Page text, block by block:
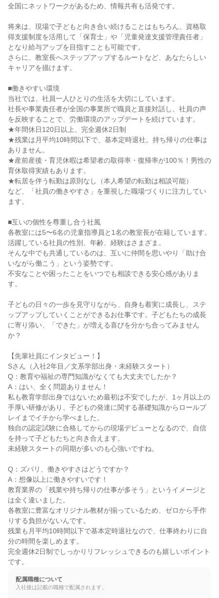
全国にネットワークがあるため、情報共有も活発です。
将来は、現場で子どもと向き合い続けることはもちろん、資格取
得支援制度を活用して「保育士」や「児童発達支援管理責任者」
となり給与アップを目指すことも可能です。
さらに、教室長へステップアップするルートなど、あなたらしい
キャリアを描けます。
■働きやすい環境
当社では、社員一人ひとりの生活を大切にしています。
社長や事業責任者が全国の事業所で職員と直接対話し、社員の声
を反映することで、労働環境のアップデートを続けています。
★年間休日120日以上、完全週休2日制
★残業は月平均10時間以下で、基本定時退社。持ち帰りの仕事は
ありません。
★産前産後・育児休暇は希望者の取得率・復帰率が100％！男性の
育休取得実績もあります。
★転居を伴う転勤は原則なし（本人希望の転勤は相談可能）
など、「社員の働きやすさ」を重視した職場づくりに注力してい
ます。
■互いの個性を尊重し合う社風
各教室には5〜6名の児童指導員と1名の教室長が在籍しています。
活躍している社員の性別、年齢、経験はさまざま。
そんな中でも共通しているのは、互いに仲間を思いやり「助け合
いながら働こう」という姿勢です。
不安なことや困ったことをいつでも相談できる安心感がありま
す。
子どもの日々の一歩を見守りながら、自身も着実に成長し、ステ
ップアップしていくことができるお仕事です。子どもたちの成長
に寄り添い、「できた」が増える喜びを分かち合ってみません
か？
【先輩社員にインタビュー！】
Sさん（入社2年目／文系学部出身・未経験スタート）
Q：教育や福祉の専門知識がなくても大丈夫でしたか？
A：はい、全く問題ありません！
私も教育学部出身ではないため最初は不安でしたが、1ヶ月以上の
手厚い研修があり、子どもの発達に関する基礎知識からロールプ
レイまでイチから学べました。
独自の認定試験に合格してからの現場デビューとなるので、自信
を持って子どもたちと向き合えます。
未経験スタートの同期が多いのも心強いですね。
Q：ズバリ、働きやすさはどうですか？
A：想像以上に働きやすいです！
教育業界の「残業や持ち帰りの仕事が多そう」というイメージと
は全く違いました。
各教室に豊富なオリジナル教材が揃っているため、ゼロから手作
りする負担がないんです。
残業も月平均10時間以下で基本定時退社なので、仕事終わりに自
分の時間を楽しめます。
完全週休2日制でしっかりリフレッシュできるのも嬉しいポイント
です。
配属職種について
入社後は記載の職種で配属されます。